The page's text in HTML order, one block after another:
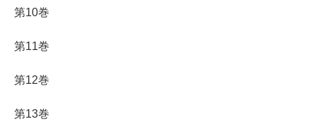
第10巻
第11巻
第12巻
第13巻